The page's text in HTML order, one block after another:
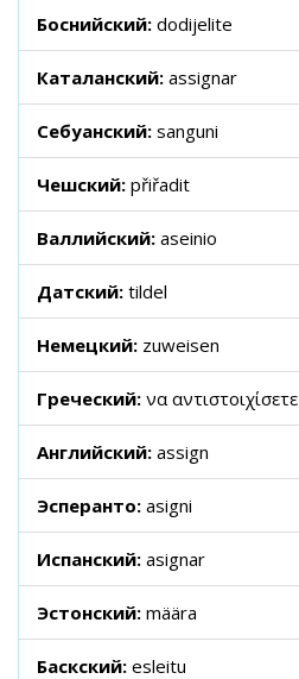
Боснийский: dodijelite
Каталанский: assignar
Себуанский: sanguni
Чешский: přiřadit
Валлийский: aseinio
Датский: tildel
Немецкий: zuweisen
Греческий: να αντιστοιχίσετε
Английский: assign
Эсперанто: asigni
Испанский: asignar
Эстонский: määra
Баскский: esleitu